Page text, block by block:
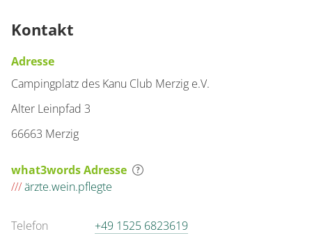
Kontakt
Adresse
Campingplatz des Kanu Club Merzig e.V.
Alter Leinpfad 3
66663 Merzig
what3words Adresse
///ärzte.wein.pflegte
Telefon
+49 1525 6823619